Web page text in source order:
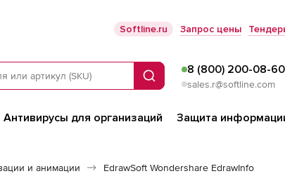
Softline.ru Запрос цены
Поиск
8 (800) 200-08-60
sales.r@softline.com
Антивирусы для организаций Защита
и анимации EdrawSoft Wondershare EdrawInfo